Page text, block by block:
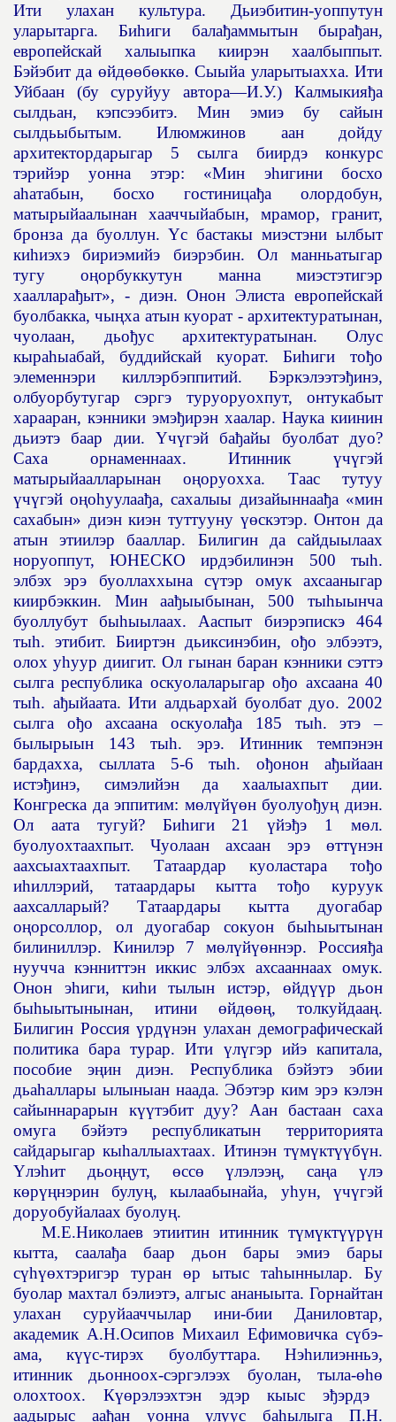
Ити улахан культура. Дьиэбитин-уоппутун
уларытарга. Биһиги балађаммытын бырађан,
европейскай халыыпка киирэн хаалбыппыт.
Бэйэбит да өйдөөбөккө. Сыыйа уларытыахха. Ити
Уйбаан (бу суруйуу автора—И.У.) Калмыкияђа
сылдьан, кэпсээбитэ. Мин эмиэ бу сайын
сылдьыбытым. Илюмжинов аан дойду
архитектордарыгар 5 сылга биирдэ конкурс
тэрийэр уонна этэр: «Мин эһигини босхо
аһатабын, босхо гостиницађа олордобун,
матырыйаалынан хааччыйабын, мрамор, гранит,
бронза да буоллун.Үс бастакы миэстэни ылбыт
киһиэхэ бириэмийэ биэрэбин. Ол манньатыгар
тугу оңорбуккутун манна миэстэтигэр
хаалларађыт», - диэн. Онон Элиста европейскай
буолбакка, чыңха атын куорат - архитектуратынан,
чуолаан, дьођус архитектуратынан. Олус
кыраһыабай, буддийскай куорат. Биһиги тођо
элеменнэри киллэрбэппитий. Бэркэлээтэђинэ,
олбуорбутугар сэргэ туруоруохпут, онтукабыт
харааран, кэнники эмэђирэн хаалар. Наука киинин
дьиэтэ баар дии. Үчүгэй бађайы буолбат дуо?
Саха орнаменнаах. Итинник үчүгэй
матырыйаалларынан оңоруохха. Таас тутуу
үчүгэй оңоһуулаађа, сахалыы дизайыннаађа «мин
сахабын» диэн киэн туттууну үөскэтэр. Онтон да
атын этиилэр бааллар. Билигин да сайдыылаах
норуоппут, ЮНЕСКО ирдэбилинэн 500 тыһ.
элбэх эрэ буоллаххына сүтэр омук ахсааныгар
киирбэккин. Мин аађыыбынан, 500 тыһыынча
буоллубут быһыылаах. Ааспыт биэрэпискэ 464
тыһ. этибит. Бииртэн дьиксинэбин, ођо элбээтэ,
олох уһуур диигит. Ол гынан баран кэнники сэттэ
сылга республика оскуолаларыгар ођо ахсаана 40
тыһ. ађыйаата. Ити алдьархай буолбат дуо. 2002
сылга ођо ахсаана оскуолађа 185 тыһ. этэ –
былырыын 143 тыһ. эрэ. Итинник темпэнэн
бардахха, сыллата 5-6 тыһ. ођонон ађыйаан
истэђинэ, симэлийэн да хаалыахпыт дии.
Конгреска да эппитим: мөлүйүөн буолуођуң диэн.
Ол аата тугуй? Биһиги 21үйэђэ 1 мөл.
буолуохтаахпыт. Чуолаан ахсаан эрэ өттүнэн
аахсыахтаахпыт. Татаардар куоластара тођо
иһиллэрий, татаардары кытта тођо куруук
аахсалларый? Татаардары кытта дуогабар
оңорсоллор, ол дуогабар сокуон быһыытынан
билиниллэр. Кинилэр 7 мөлүйүөннэр. Россияђа
нуучча кэнниттэн иккис элбэх ахсааннаах омук.
Онон эһиги, киһи тылын истэр,өйдүүр дьон
быһыытынынан, итини өйдөөң, толкуйдааң.
Билигин Россияүрдүнэн улахан демографическай
политика бара турар. Ити үлүгэр ийэ капитала,
пособие эңин диэн. Республика бэйэтэ эбии
дьаһаллары ылыныан наада. Эбэтэр ким эрэ кэлэн
сайыннарарын күүтэбит дуу? Аан бастаан саха
омуга бэйэтэ республикатын территорията
сайдарыгар кыһаллыахтаах. Итинэн түмүктүүбүн.
Үлэһит дьоңңут, өссө үлэлээң, саңа үлэ
көрүңнэрин булуң, кылаабынайа, уһун, үчүгэй
доруобуйалаах буолуң.
М.Е.Николаев этиитин итинник түмүктүүрүн
кытта, саалађа баар дьон бары эмиэ бары
сүһүөхтэригэр туран өр ытыс таһыннылар. Бу
буолар махтал бэлиэтэ, алгыс ананыыта. Горнайтан
улахан суруйааччылар ини-бии Даниловтар,
академик А.Н.Осипов Михаил Ефимовичка сүбэ-
ама, күүс-тирэх буолбуттара. Нэһилиэнньэ,
итинник дьонноох-сэргэлээх буолан, тыла-өһө
олохтоох. Күөрэлээхтэн эдэр кыыс эђэрдэ
аадырыс аађан уонна улуус баһылыга П.Н.